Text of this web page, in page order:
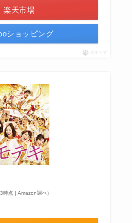
楽天市場
ショッピング
ポチップ
時点 | Amazon調べ）